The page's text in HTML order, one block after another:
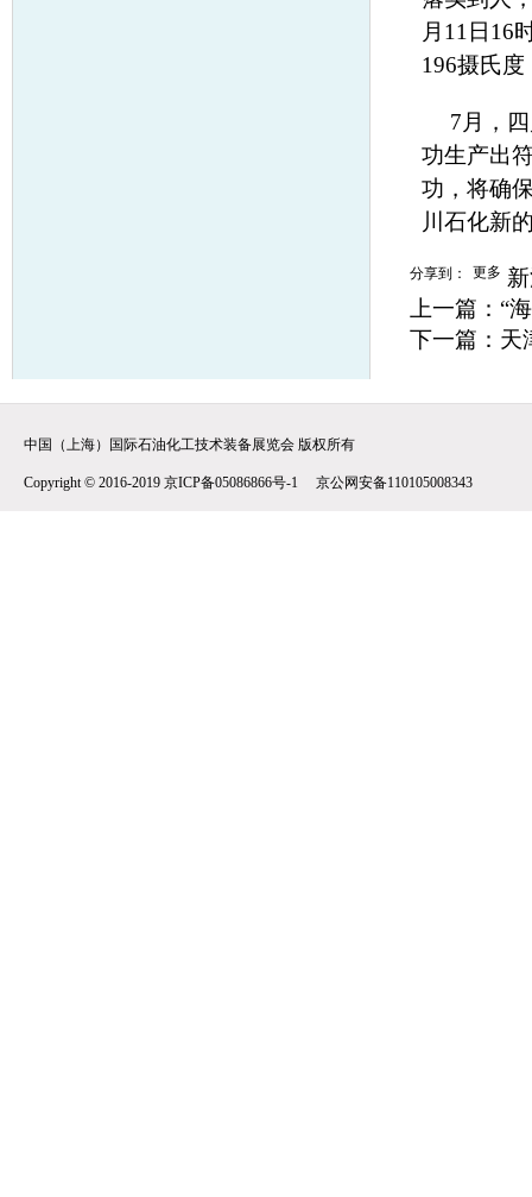
月11日16
196摄氏
7月，
功生产出
功，将确
川石化新
分享到： 更多
上一篇： “
下一篇： 天
中国（上海）国际石油化工技术装备展览会 版权所有
Copyright © 2016-2019 京ICP备05086866号-1 京公网安备110105008343